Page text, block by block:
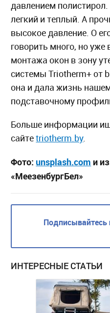
давлением
легкий и теплый. А
высокое давление. О
говорить много, но
монтажа окон в зону
системы Triotherm+ от
она и дала жизнь
подставочному
Больше информации
сайтеtriotherm.by.
Фото: unsplash.com и
«МеезенбургБел»
Подписывайтесь
ИНТЕРЕСНЫЕ СТАТЬИ